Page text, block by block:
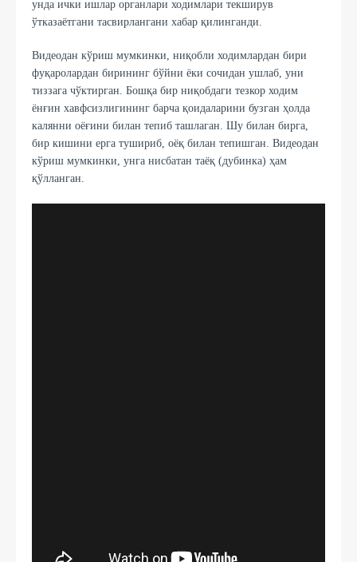
унда ички ишлар органлари ходимлари текширув
ўтказаётгани тасвирлангани хабар қилинганди.
Видеодан кўриш мумкинки, ниқобли ходимлардан бири
фуқаролардан бирининг бўйни ёки сочидан ушлаб, уни
тиззага чўктирган. Бошқа бир ниқобдаги тезкор ходим
ёнғин хавфсизлигининг барча қоидаларини бузган ҳолда
калянни оёғини билан тепиб ташлаган. Шу билан бирга,
бир кишини ерга тушириб, оёқ билан тепишган. Видеодан
кўриш мумкинки, унга нисбатан таёқ (дубинка) ҳам
қўлланган.